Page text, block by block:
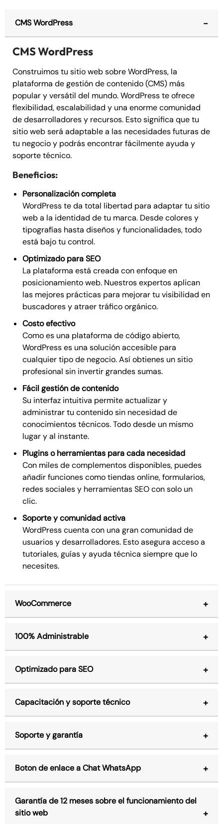
CMS WordPress
CMS WordPress
Construimos tu sitio web sobre WordPress, la
plataforma de gestión de contenido (CMS) más
popular y versátil del mundo. WordPress te ofrece
flexibilidad, escalabilidad y una enorme comunidad
de desarrolladores y recursos. Esto significa que tu
sitio web será adaptable a las necesidades futuras de
tu negocio y podrás encontrar fácilmente ayuda y
soporte técnico.
Beneficios:
Personalización completa
WordPress te da total libertad para adaptar tu sitio
web a la identidad de tu marca. Desde colores y
tipografías hasta diseños y funcionalidades, todo
está bajo tu control.
Optimizado para SEO
La plataforma está creada con enfoque en
posicionamiento web. Nuestros expertos aplican
las mejores prácticas para mejorar tu visibilidad en
buscadores y atraer tráfico orgánico.
Costo efectivo
Como es una plataforma de código abierto,
WordPress es una solución accesible para
cualquier tipo de negocio. Así obtienes un sitio
profesional sin invertir grandes sumas.
Fácil gestión de contenido
Su interfaz intuitiva permite actualizar y
administrar tu contenido sin necesidad de
conocimientos técnicos. Todo desde un mismo
lugar y al instante.
Plugins o herramientas para cada necesidad
Con miles de complementos disponibles, puedes
añadir funciones como tiendas online, formularios,
redes sociales y herramientas SEO con solo un
clic.
Soporte y comunidad activa
WordPress cuenta con una gran comunidad de
usuarios y desarrolladores. Esto asegura acceso a
tutoriales, guías y ayuda técnica siempre que lo
necesites.
WooCommerce
100% Administrable
Optimizado para SEO
Capacitación y soporte técnico
Soporte y garantía
Boton de enlace a Chat WhatsApp
Garantía de 12 meses sobre el funcionamiento del
sitio web